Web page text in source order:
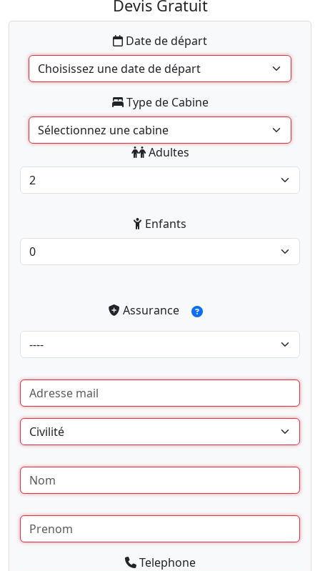
Devis Gratuit
Date de départ
Type de Cabine
Adultes
Enfants
Assurance
Telephone